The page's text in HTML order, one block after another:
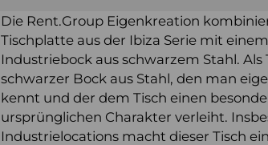
Die Rent.Group Eigenkreation
Tischplatte aus der Ibiza Serie mit
Industriebock aus schwarzem Stahl. Als
schwarzer Bock aus Stahl, den man
kennt und der dem Tisch einen
ursprünglichen Charakter verleiht.
Industrielocations macht dieser Tisch